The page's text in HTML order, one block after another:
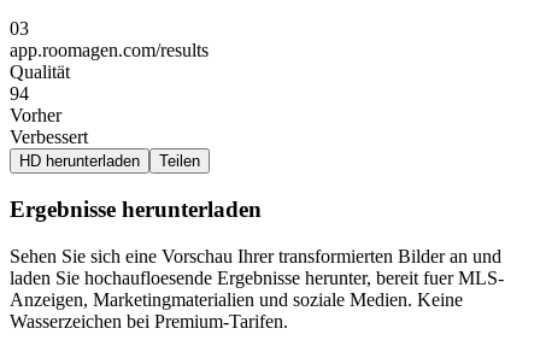
03
app.roomagen.com/results
Qualität
94
Vorher
Verbessert
HD herunterladen Teilen
Ergebnisse herunterladen
Sehen Sie sich eine Vorschau Ihrer transformierten Bilder an und
laden Sie hochaufloesende Ergebnisse herunter, bereit fuer MLS-
Anzeigen, Marketingmaterialien und soziale Medien. Keine
Wasserzeichen bei Premium-Tarifen.